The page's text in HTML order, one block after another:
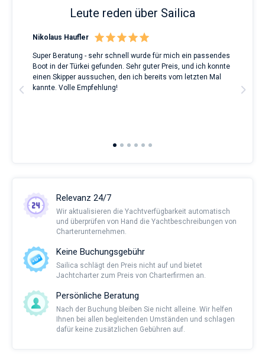
Leute reden über Sailica
Nikolaus Haufler
Super Beratung - sehr schnell wurde für mich ein passendes
Boot in der Türkei gefunden. Sehr guter Preis, und ich konnte
einen Skipper aussuchen, den ich bereits vom letzten Mal
kannte. Volle Empfehlung!
Relevanz 24/7
Wir aktualisieren die Yachtverfügbarkeit automatisch
und überprüfen von Hand die Yachtbeschreibungen von
Charterunternehmen.
Keine Buchungsgebühr
Sailica schlägt den Preis nicht auf und bietet
Jachtcharter zum Preis von Charterfirmen an.
Persönliche Beratung
Nach der Buchung bleiben Sie nicht alleine. Wir helfen
Ihnen bei allen begleitenden Umständen und schlagen
dafür keine zusätzlichen Gebühren auf.